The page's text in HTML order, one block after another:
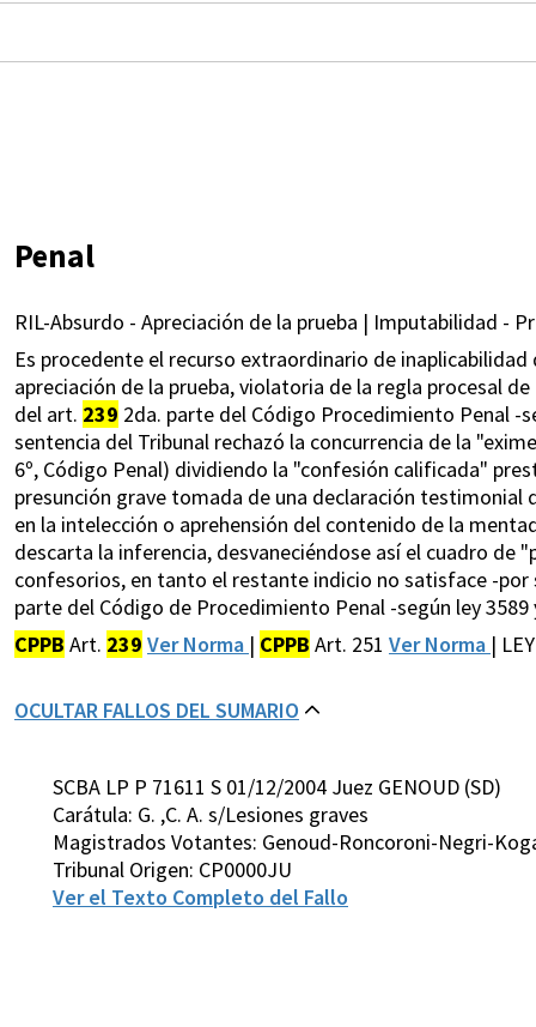
Penal
RIL-Absurdo - Apreciación de la prueba | Imputabilidad -
Es procedente el recurso extraordinario de
apreciación de la prueba, violatoria de la regla procesal
del art. 239 2da. parte del Código Procedimiento Penal -
sentencia del Tribunal rechazó la concurrencia de la
6º, Código Penal) dividiendo la "confesión calificada"
presunción grave tomada de una declaración
en la intelección o aprehensión del contenido de la
descarta la inferencia, desvaneciéndose así el cuadro de
confesorios, en tanto el restante indicio no satisface -
parte del Código de Procedimiento Penal -según ley 3589
CPPB Art. 239 Ver Norma | CPPB Art. 251 Ver Norma |
OCULTAR FALLOS DEL SUMARIO
SCBA LP P 71611 S 01/12/2004 Juez GENOUD (SD)
Carátula: G. ,C. A. s/Lesiones graves
Magistrados Votantes: Genoud-Roncoroni-Negri-
Tribunal Origen: CP0000JU
Ver el Texto Completo del Fallo